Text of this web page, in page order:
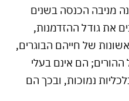
מניבה הכנסה בשנים
את גודל ההזדמנות,
של חייהם הבוגרים,
ההורים; הם אינם בעלי
נמוכות, ובכך הם